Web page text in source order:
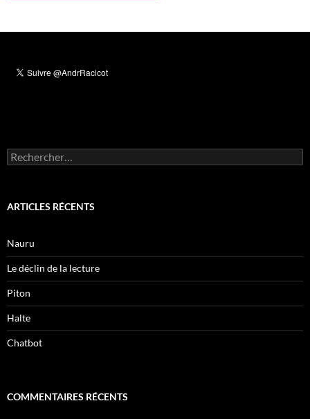
Rechercher :
ARTICLES RÉCENTS
Nauru
Le déclin de la lecture
Piton
Halte
Chatbot
COMMENTAIRES RÉCENTS